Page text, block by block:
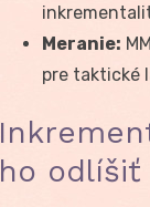
Meranie:
pre taktické
ho odlíšiť